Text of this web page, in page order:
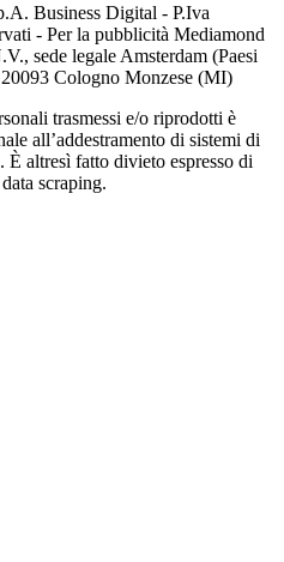
Business Digital - P.Iva
- Per la pubblicità Mediamond
sede legale Amsterdam (Paesi
Cologno Monzese (MI)
trasmessi e/o riprodotti è
all’addestramento di sistemi di
altresì fatto divieto espresso di
scraping.